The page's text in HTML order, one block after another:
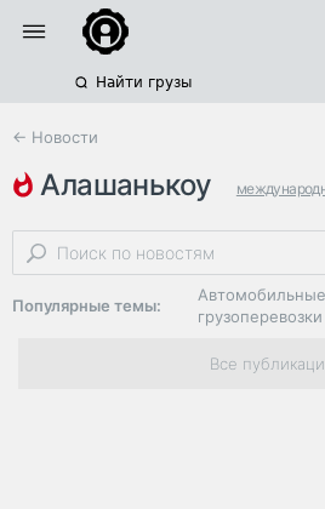
Найти грузы
← Новости
алашанькоу
маньчжурия
Популярные темы:
Автомобильные
грузоперевозки
Региональная
логистика
Все